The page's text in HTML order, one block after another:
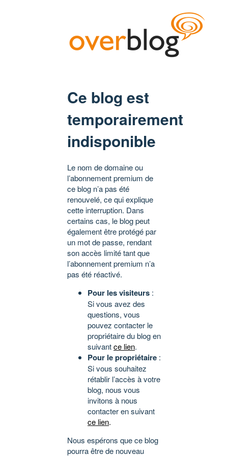
Ce blog est
temporairement
indisponible
Le nom de domaine ou
l’abonnement premium de
ce blog n’a pas été
renouvelé, ce qui explique
cette interruption. Dans
certains cas, le blog peut
également être protégé par
un mot de passe, rendant
son accès limité tant que
l’abonnement premium n’a
pas été réactivé.
Pour les visiteurs :
Si vous avez des
questions, vous
pouvez contacter le
propriétaire du blog en
suivantce lien.
Pour le propriétaire :
Si vous souhaitez
rétablir l’accès à votre
blog, nous vous
invitons à nous
contacter en suivant
ce lien.
Nous espérons que ce blog
pourra être de nouveau